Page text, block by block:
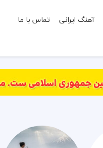
آهنگ ایرانی تماس با ما